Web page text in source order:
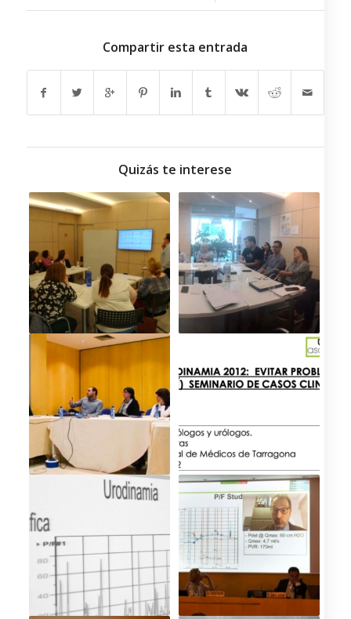
Compartir esta entrada
Quizás te interese